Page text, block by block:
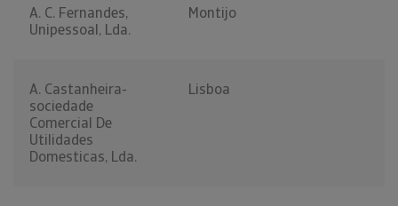
A. C. Fernandes,
Unipessoal, Lda.
Montijo
A. Castanheira-
sociedade
Comercial De
Utilidades
Domesticas, Lda.
Lisboa